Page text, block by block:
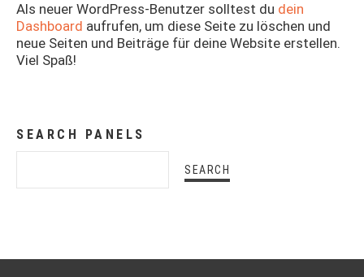
Als neuer WordPress-Benutzer solltest du dein
Dashboard aufrufen, um diese Seite zu löschen und
neue Seiten und Beiträge für deine Website erstellen.
Viel Spaß!
SEARCH PANELS